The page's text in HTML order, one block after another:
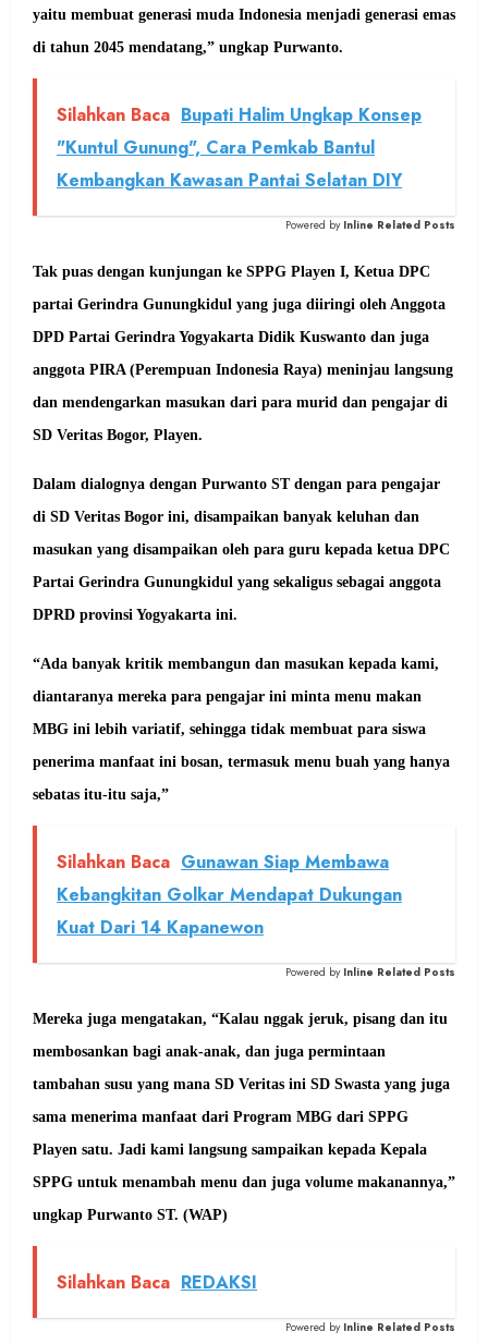
yaitu membuat generasi muda Indonesia menjadi generasi emas
di tahun 2045 mendatang,” ungkap Purwanto.
Silahkan Baca Bupati Halim Ungkap Konsep
"Kuntul Gunung", Cara Pemkab Bantul
Kembangkan Kawasan Pantai Selatan DIY
Powered by Inline Related Posts
Tak puas dengan kunjungan ke SPPG Playen I, Ketua DPC
partai Gerindra Gunungkidul yang juga diiringi oleh Anggota
DPD Partai Gerindra Yogyakarta Didik Kuswanto dan juga
anggota PIRA (Perempuan Indonesia Raya) meninjau langsung
dan mendengarkan masukan dari para murid dan pengajar di
SD Veritas Bogor, Playen.
Dalam dialognya dengan Purwanto ST dengan para pengajar
di SD Veritas Bogor ini, disampaikan banyak keluhan dan
masukan yang disampaikan oleh para guru kepada ketua DPC
Partai Gerindra Gunungkidul yang sekaligus sebagai anggota
DPRD provinsi Yogyakarta ini.
“Ada banyak kritik membangun dan masukan kepada kami,
diantaranya mereka para pengajar ini minta menu makan
MBG ini lebih variatif, sehingga tidak membuat para siswa
penerima manfaat ini bosan, termasuk menu buah yang hanya
sebatas itu-itu saja,”
Silahkan Baca Gunawan Siap Membawa
Kebangkitan Golkar Mendapat Dukungan
Kuat Dari 14 Kapanewon
Powered by Inline Related Posts
Mereka juga mengatakan, “Kalau nggak jeruk, pisang dan itu
membosankan bagi anak-anak, dan juga permintaan
tambahan susu yang mana SD Veritas ini SD Swasta yang juga
sama menerima manfaat dari Program MBG dari SPPG
Playen satu. Jadi kami langsung sampaikan kepada Kepala
SPPG untuk menambah menu dan juga volume makanannya,”
ungkap Purwanto ST. (WAP)
Silahkan Baca REDAKSI
Powered by Inline Related Posts